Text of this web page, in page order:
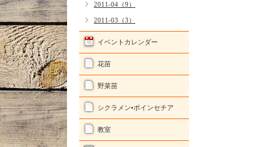
2011-04（9）
2011-03（3）
イベントカレンダー
花苗
野菜苗
シクラメン•ポインセチア
教室